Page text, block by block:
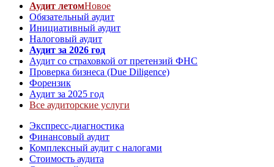
Аудит летомНовое
Обязательный аудит
Инициативный аудит
Налоговый аудит
Аудит за 2026 год
Аудит со страховкой от претензий ФНС
Проверка бизнеса (Due Diligence)
Форензик
Аудит за 2025 год
Все аудиторские услуги
Экспресс-диагностика
Финансовый аудит
Комплексный аудит с налогами
Стоимость аудита